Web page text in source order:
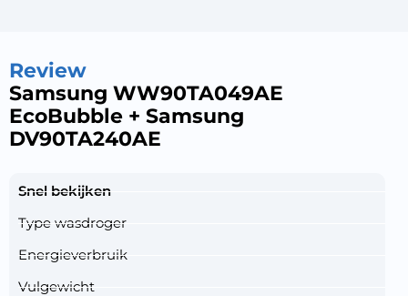
Review
Samsung WW90TA049AE
EcoBubble + Samsung
DV90TA240AE
Snel bekijken
Type wasdroger
Energieverbruik
Vulgewicht